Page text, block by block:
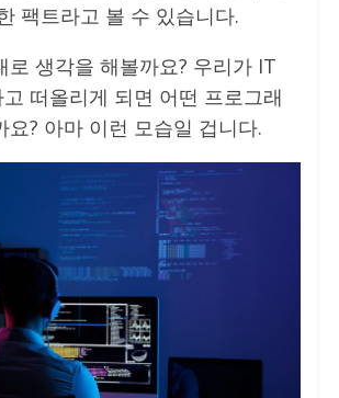
팩트라고 볼 수 있습니다.
로 생각을 해볼까요? 우리가 IT
떠올리게 되면 어떤 프로그래
요? 아마 이런 모습일 겁니다.